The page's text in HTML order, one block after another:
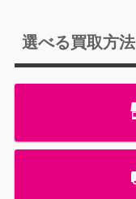
選べる買取方法